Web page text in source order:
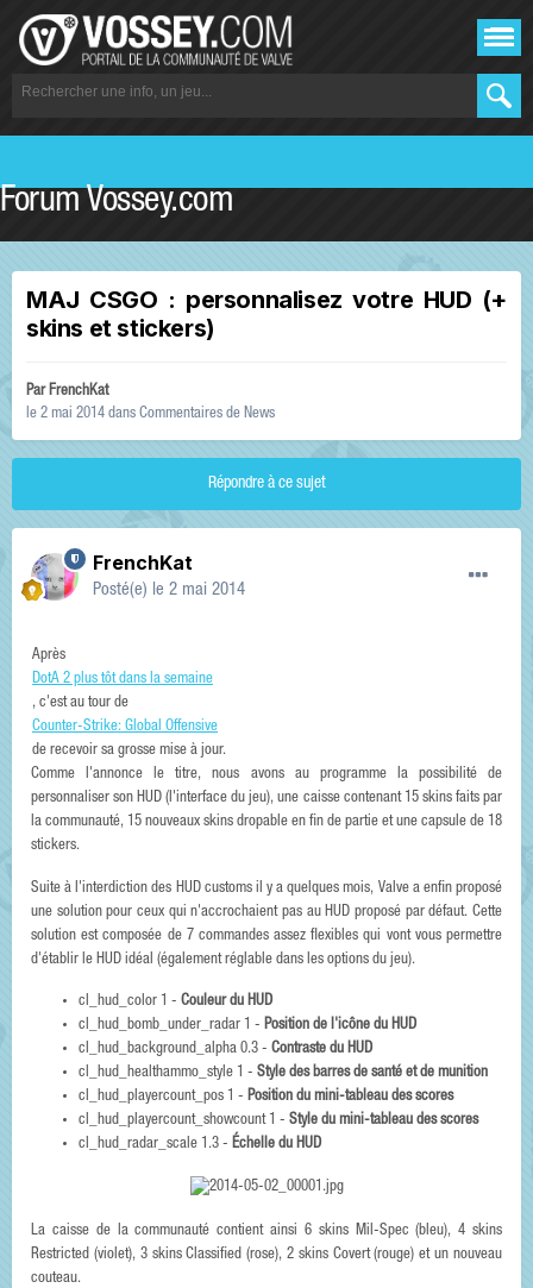
Forum Vossey.com
MAJ CSGO : personnalisez votre HUD (+
skins et stickers)
ParFrenchKat
le 2 mai 2014 dans Commentaires de News
Répondre à ce sujet
FrenchKat
Posté(e) le 2 mai 2014
Après
DotA 2 plus tôt dans la semaine
, c'est au tour de
Counter-Strike: Global Offensive
de recevoir sa grosse mise à jour.
Comme l'annonce le titre, nous avons au programme la possibilité de
personnaliser son HUD (l'interface du jeu), une caisse contenant 15 skins faits par
la communauté, 15 nouveaux skins dropable en fin de partie et une capsule de 18
stickers.
Suite à l'interdiction des HUD customs il y a quelques mois, Valve a enfin proposé
une solution pour ceux qui n'accrochaient pas au HUD proposé par défaut. Cette
solution est composée de 7 commandes assez flexibles qui vont vous permettre
d'établir le HUD idéal (également réglable dans les options du jeu).
cl_hud_color 1 - Couleur du HUD
cl_hud_bomb_under_radar 1 - Position de l'icône du HUD
cl_hud_background_alpha 0.3 - Contraste du HUD
cl_hud_healthammo_style 1 - Style des barres de santé et de munition
cl_hud_playercount_pos 1 - Position du mini-tableau des scores
cl_hud_playercount_showcount 1 - Style du mini-tableau des scores
cl_hud_radar_scale 1.3 - Échelle du HUD
La caisse de la communauté contient ainsi 6 skins Mil-Spec (bleu), 4 skins
Restricted (violet), 3 skins Classified (rose), 2 skins Covert (rouge) et un nouveau
couteau.